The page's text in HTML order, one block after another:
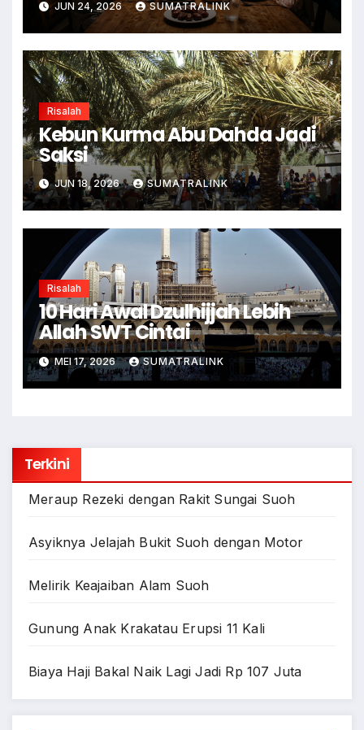
JUN 24, 2026 SUMATRALINK
Risalah
Kebun Kurma Abu Dahda Jadi
Saksi
JUN 18, 2026 SUMATRALINK
Risalah
10 Hari Awal Dzulhijjah Lebih
Allah SWT Cintai
MEI 17, 2026 SUMATRALINK
Terkini
Meraup Rezeki dengan Rakit Sungai Suoh
Asyiknya Jelajah Bukit Suoh dengan Motor
Melirik Keajaiban Alam Suoh
Gunung Anak Krakatau Erupsi 11 Kali
Biaya Haji Bakal Naik Lagi Jadi Rp 107 Juta